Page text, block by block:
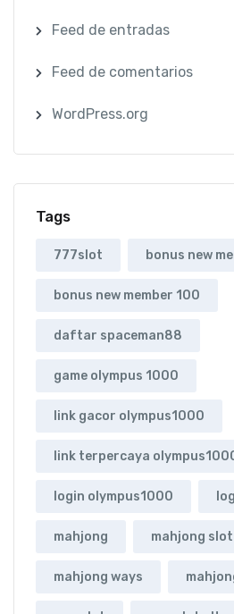
Feed de entradas
Feed de comentarios
WordPress.org
Tags
777slot bonus new
bonus new member 100
daftar spaceman88
game olympus 1000
link gacor olympus1000
link terpercaya
login olympus1000
mahjong mahjong slot
mahjong ways